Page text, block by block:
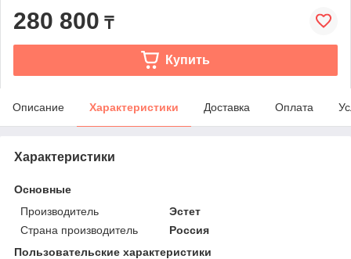
280 800 ₸
Купить
Описание Характеристики Доставка Оплата
Характеристики
Основные
Производитель
Эстет
Страна производитель
Россия
Пользовательские характеристики